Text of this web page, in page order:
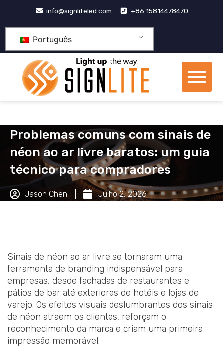
conteúdo
info@signliteled.com +86 15814478470
Português
Problemas comuns com sinais de
néon ao ar livre baratos: um guia
técnico para compradores
Jason Chen Julho 2, 2026
Sinais de néon ao ar livre se tornaram uma
ferramenta de branding indispensável para
empresas, desde fachadas de restaurantes e
pátios de bar até exteriores de hotéis e lojas de
varejo. Os efeitos visuais deslumbrantes dos sinais
de néon atraem os clientes, reforçam o
reconhecimento da marca e criam uma primeira
impressão memorável.